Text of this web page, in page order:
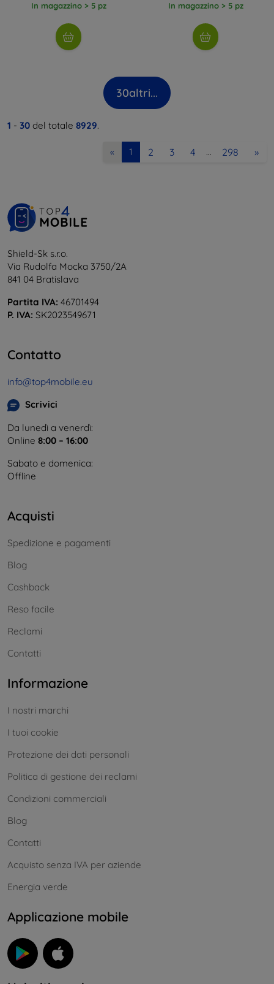
In magazzino > 5 pz In magazzino > 5 pz
30altri...
1 - 30 del totale 8929.
« 1 2 3 4 … 298 »
Shield-Sk s.r.o.
Via Rudolfa Mocka 3750/2A
841 04 Bratislava
Partita IVA: 46701494
P. IVA: SK2023549671
Contatto
info@top4mobile.eu
Scrivici
Da lunedì a venerdì:
Online 8:00 – 16:00
Sabato e domenica:
Offline
Acquisti
Spedizione e pagamenti
Blog
Cashback
Reso facile
Reclami
Contatti
Informazione
I nostri marchi
I tuoi cookie
Protezione dei dati personali
Politica di gestione dei reclami
Condizioni commerciali
Blog
Contatti
Acquisto senza IVA per aziende
Energia verde
Applicazione mobile